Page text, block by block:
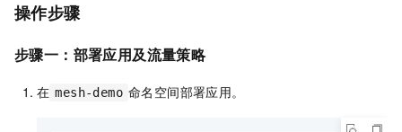
操作步骤
步骤一：部署应用及流量策略
在 mesh-demo 命名空间部署应用。